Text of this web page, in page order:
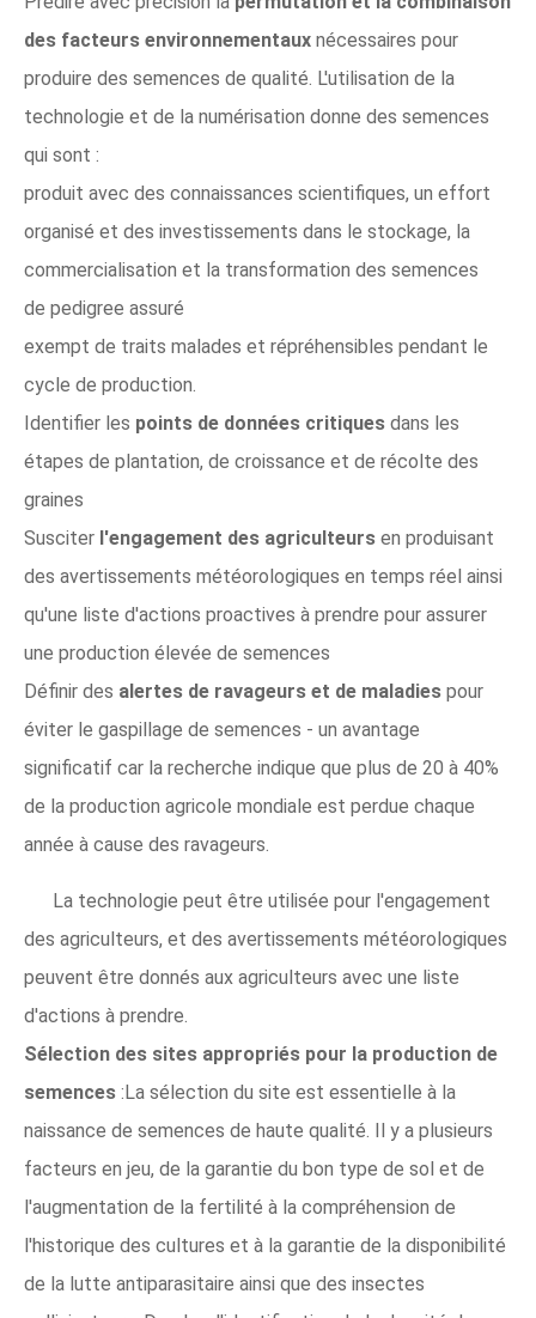
des facteurs environnementaux nécessaires pour
produire des semences de qualité. L'utilisation de la
technologie et de la numérisation donne des semences
qui sont :
produit avec des connaissances scientifiques, un effort
organisé et des investissements dans le stockage, la
commercialisation et la transformation des semences
de pedigree assuré
exempt de traits malades et répréhensibles pendant le
cycle de production.
Identifier les points de données critiques dans les
étapes de plantation, de croissance et de récolte des
graines
Susciter l'engagement des agriculteurs en produisant
des avertissements météorologiques en temps réel ainsi
qu'une liste d'actions proactives à prendre pour assurer
une production élevée de semences
Définir des alertes de ravageurs et de maladies pour
éviter le gaspillage de semences - un avantage
significatif car la recherche indique que plus de 20 à 40%
de la production agricole mondiale est perdue chaque
année à cause des ravageurs.
La technologie peut être utilisée pour l'engagement
des agriculteurs, et des avertissements météorologiques
peuvent être donnés aux agriculteurs avec une liste
d'actions à prendre.
Sélection des sites appropriés pour la production de
semences :La sélection du site est essentielle à la
naissance de semences de haute qualité. Il y a plusieurs
facteurs en jeu, de la garantie du bon type de sol et de
l'augmentation de la fertilité à la compréhension de
l'historique des cultures et à la garantie de la disponibilité
de la lutte antiparasitaire ainsi que des insectes